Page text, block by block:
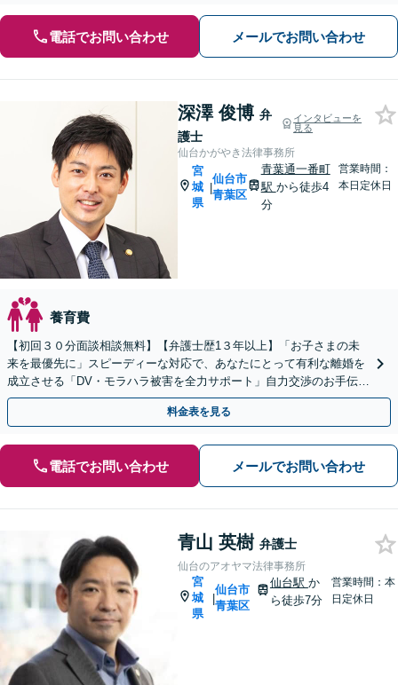
電話でお問い合わせ メールでお問い合わせ
深澤 俊博 弁
護士
インタビューを
見る
仙台かがやき法律事務所
宮
城
県
|
仙台市
青葉区
青葉通一番町
駅 から徒歩4
分
営業時間：
本日定休日
養育費
【初回３０分面談相談無料】【弁護士歴1３年以上】「お子さまの未
来を最優先に」スピーディーな対応で、あなたにとって有利な離婚を
成立させる「DV・モラハラ被害を全力サポート」自力交渉のお手伝い
をするバックアッププラン
料金表を見る
電話でお問い合わせ メールでお問い合わせ
青山 英樹 弁護士
仙台のアオヤマ法律事務所
宮
城
県
|
仙台市
青葉区
仙台駅 か
ら徒歩7分
営業時間：本
日定休日